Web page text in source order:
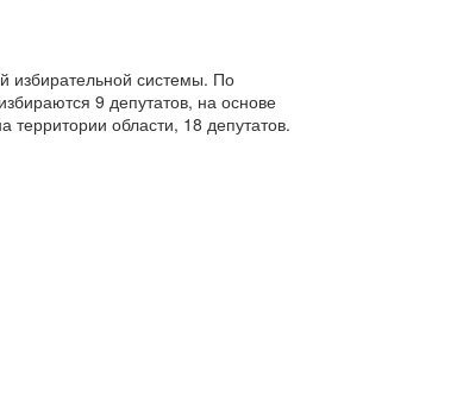
избирательной системы. По
9 депутатов, на основе
области, 18 депутатов.